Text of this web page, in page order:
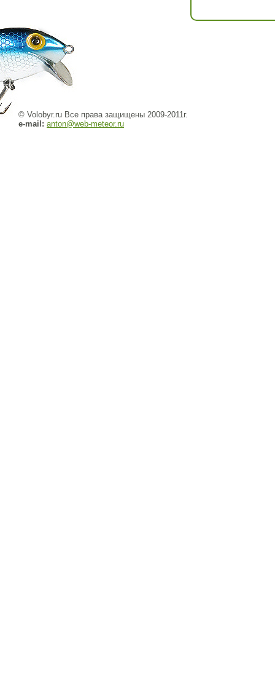
© Volobyr.ru Все права защищены 2009-2011г.
e-mail: anton@web-meteor.ru